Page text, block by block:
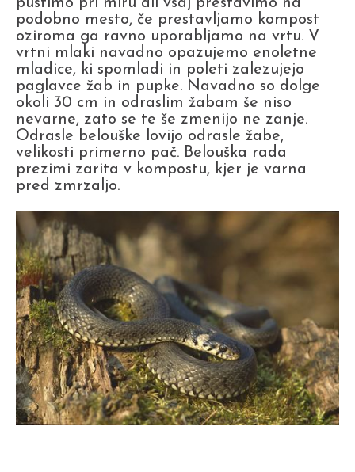
podobno mesto, če prestavljamo kompost
oziroma ga ravno uporabljamo na vrtu. V
vrtni mlaki navadno opazujemo enoletne
mladice, ki spomladi in poleti zalezujejo
paglavce žab in pupke. Navadno so dolge
okoli 30 cm in odraslim žabam še niso
nevarne, zato se te še zmenijo ne zanje.
Odrasle belouške lovijo odrasle žabe,
velikosti primerno pač. Belouška rada
prezimi zarita v kompostu, kjer je varna
pred zmrzaljo.